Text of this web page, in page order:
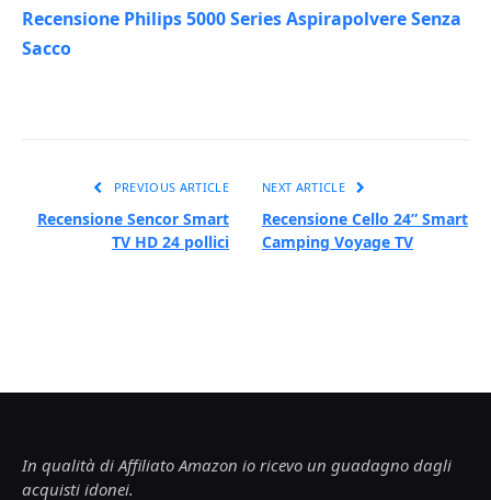
Recensione Philips 5000 Series Aspirapolvere Senza
Sacco
PREVIOUS ARTICLE
Recensione Sencor Smart
TV HD 24 pollici
NEXT ARTICLE
Recensione Cello 24” Smart
Camping Voyage TV
In qualità di Affiliato Amazon io ricevo un guadagno dagli
acquisti idonei.